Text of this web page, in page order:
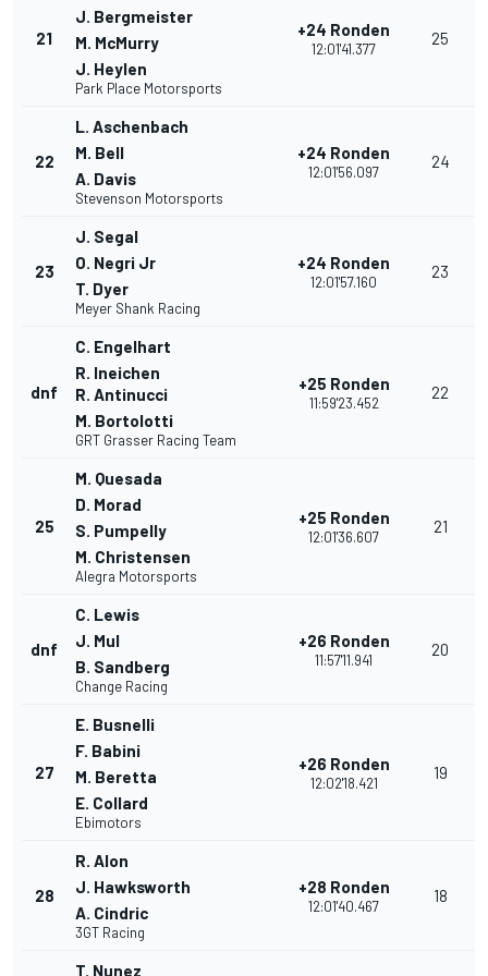
21
J. Bergmeister
M. McMurry
J. Heylen
Park Place Motorsports
+24 Ronden
12:01'41.377
25
22
L. Aschenbach
M. Bell
A. Davis
Stevenson Motorsports
+24 Ronden
12:01'56.097
24
23
J. Segal
O. Negri Jr
T. Dyer
Meyer Shank Racing
+24 Ronden
12:01'57.160
23
dnf
C. Engelhart
R. Ineichen
R. Antinucci
M. Bortolotti
GRT Grasser Racing Team
+25 Ronden
11:59'23.452
22
25
M. Quesada
D. Morad
S. Pumpelly
M. Christensen
Alegra Motorsports
+25 Ronden
12:01'36.607
21
dnf
C. Lewis
J. Mul
B. Sandberg
Change Racing
+26 Ronden
11:57'11.941
20
27
E. Busnelli
F. Babini
M. Beretta
E. Collard
Ebimotors
+26 Ronden
12:02'18.421
19
28
R. Alon
J. Hawksworth
A. Cindric
3GT Racing
+28 Ronden
12:01'40.467
18
T. Nunez